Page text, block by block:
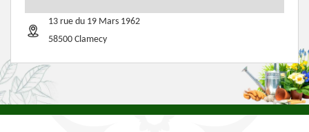
13 rue du 19 Mars 1962
58500 Clamecy